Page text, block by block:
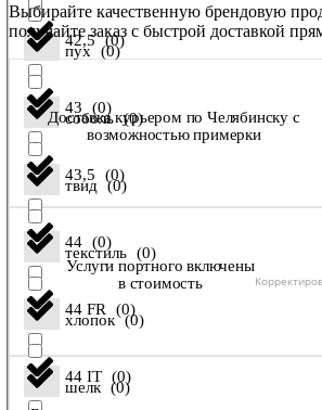
42,5 (0)
43 (0)
43,5 (0)
44 (0)
44 FR (0)
44 IT (0)
пух (0)
соболь (0)
твид (0)
текстиль (0)
хлопок (0)
шелк (0)
Выбирайте качественную брендовую
получайте заказ с быстрой доставкой
Доставка курьером по Челябинску с
возможностью примерки
Услуги портного включены
в стоимость